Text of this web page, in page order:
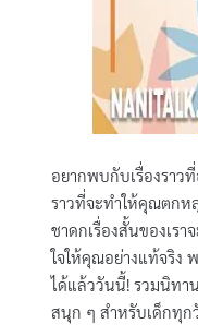
อยากพบกับเรื่องราว
ราวที่จะทำให้คุณตกห
ชาดกเรื่องสั้นของเร
ใจให้คุณอย่างแท้จริง
ได้แล้ววันนี้! รวมนิทา
สนุก ๆ สำหรับเด็กทุ